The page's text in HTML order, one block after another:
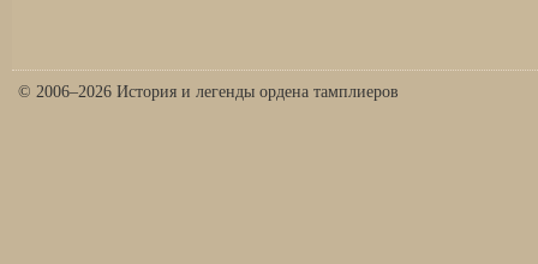
© 2006–2026 История и легенды ордена тамплиеров